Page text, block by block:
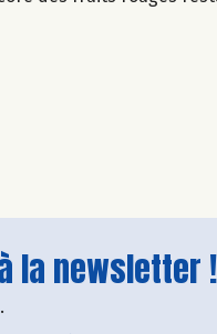
la newsletter !